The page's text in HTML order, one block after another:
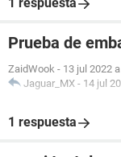
Prueba de
ZaidWook - 13 jul 2022
Jaguar_MX - 14 jul
1 respuesta